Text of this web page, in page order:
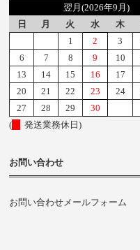
翌月(2026年9月)
日
月 火 水 木
1
2 3
6
7 8 9 10
13
14 15 16 17
20
21 22 23 24
27
28 29
30
(
発送業務休日)
お問い合わせ
お問い合わせメールフォーム